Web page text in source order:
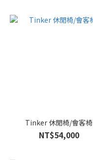
Tinker 休閒椅/會客椅
NT$54,000